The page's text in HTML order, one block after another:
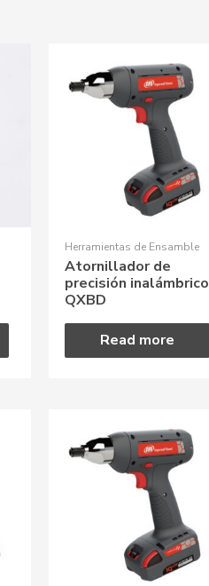
Herramientas de Ensamble
Atornillador de
precisión inalámbrico
QXBD
Read more